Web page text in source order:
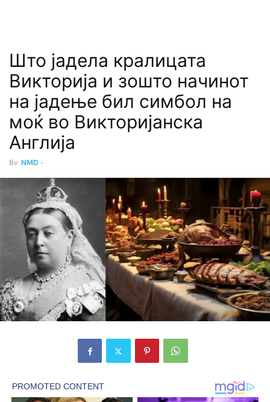
Што јадела кралицата
Викторија и зошто начинот
на јадење бил симбол на
моќ во Викторијанска
Англија
By NMD -